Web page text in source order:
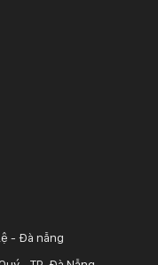
- Đà nẵng